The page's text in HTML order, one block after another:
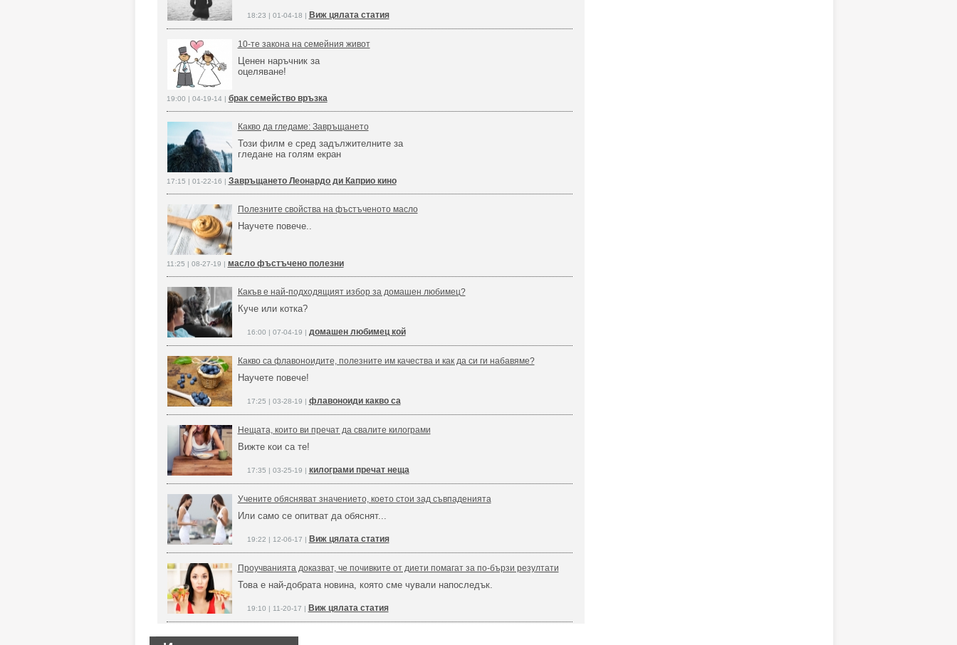
18:23 | 01-04-18 | Виж цялата статия
10-те закона на семейния живот
Ценен наръчник за
оцеляване!
19:00 | 04-19-14 | брак семейство връзка
Какво да гледаме: Завръщането
Този филм е сред задължителните за
гледане на голям екран
17:15 | 01-22-16 | Завръщането Леонардо ди Каприо кино
Полезните свойства на фъстъченото масло
Научете повече..
11:25 | 08-27-19 | масло фъстъчено полезни
Какъв е най-подходящият избор за домашен любимец?
Куче или котка?
16:00 | 07-04-19 | домашен любимец кой
Какво са флавоноидите, полезните им качества и как да си ги набавяме?
Научете повече!
17:25 | 03-28-19 | флавоноиди какво са
Нещата, които ви пречат да свалите килограми
Вижте кои са те!
17:35 | 03-25-19 | килограми пречат неща
Учените обясняват значението, което стои зад съвпаденията
Или само се опитват да обяснят...
19:22 | 12-06-17 | Виж цялата статия
Проучванията доказват, че почивките от диети помагат за по-бързи резултати
Това е най-добрата новина, която сме чували напоследък.
19:10 | 11-20-17 | Виж цялата статия